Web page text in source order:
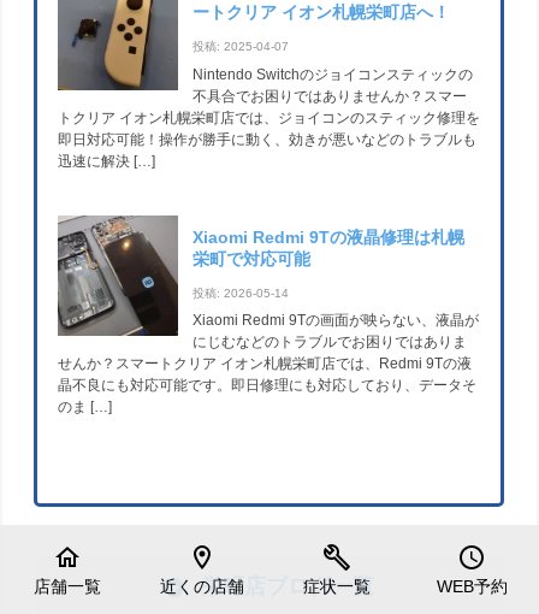
ートクリア イオン札幌栄町店へ！
投稿: 2025-04-07
Nintendo Switchのジョイコンスティックの
不具合でお困りではありませんか？スマー
トクリア イオン札幌栄町店では、ジョイコンのスティック修理を
即日対応可能！操作が勝手に動く、効きが悪いなどのトラブルも
迅速に解決 […]
Xiaomi Redmi 9Tの液晶修理は札幌
栄町で対応可能
投稿: 2026-05-14
Xiaomi Redmi 9Tの画面が映らない、液晶が
にじむなどのトラブルでお困りではありま
せんか？スマートクリア イオン札幌栄町店では、Redmi 9Tの液
晶不良にも対応可能です。即日修理にも対応しており、データそ
のま […]
栄町店ブログ一覧
home
店舗一覧
location_on
近くの店舗
build
症状一覧
schedule
WEB予約